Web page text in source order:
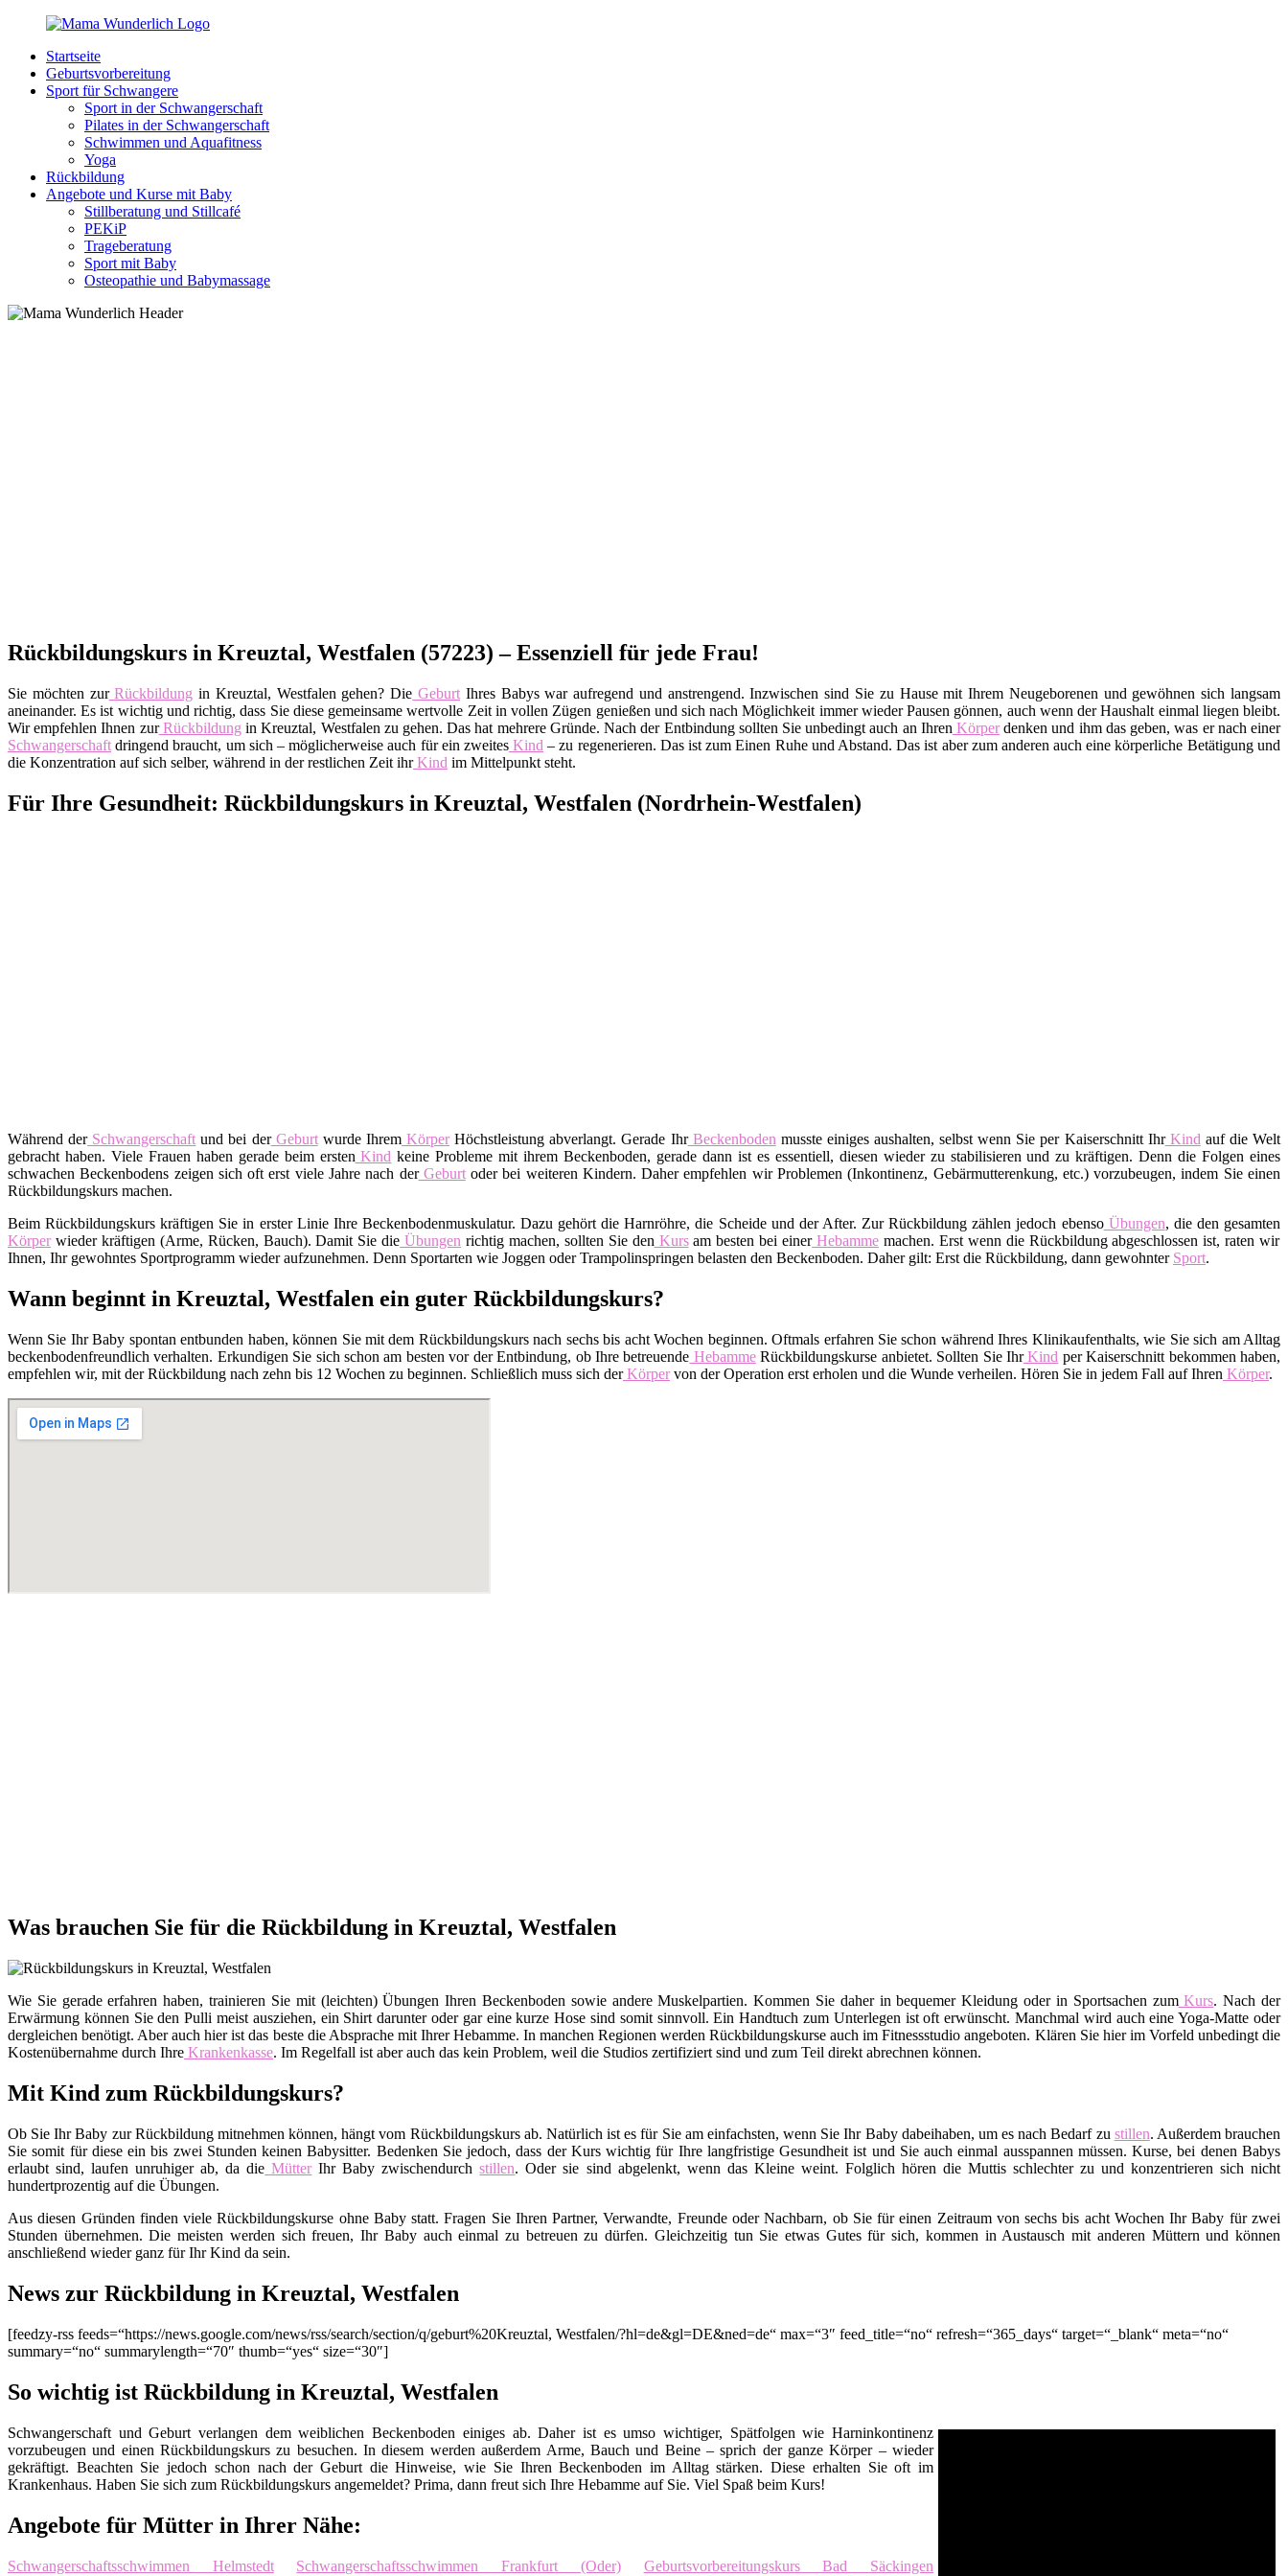
Zurück
Inhalt
MamaWunderlich.de
Mutti
sein
wunderbar!
Startseite
Geburtsvorbereitung
Sport für Schwangere
Sport in der Schwangerschaft
Pilates in der Schwangerschaft
Schwimmen und Aquafitness
Yoga
Rückbildung
Angebote und Kurse mit Baby
Stillberatung und Stillcafé
PEKiP
Trageberatung
Sport mit Baby
Osteopathie und Babymassage
Rückbildungskurs in Kreuztal, Westfalen (57223) – Essenziell für jede Frau!
Sie möchten zurRückbildung in Kreuztal, Westfalen gehen? Die Geburt Ihres Babys war aufregend und anstrengend. Inzwischen sind Sie zu Hause mit Ihrem Neugeborenen und gewöhnen sich langsam
aneinander. Es ist wichtig und richtig, dass Sie diese gemeinsame wertvolle Zeit in vollen Zügen genießen und sich nach Möglichkeit immer wieder Pausen gönnen, auch wenn der Haushalt einmal liegen bleibt.
Wir empfehlen Ihnen zurRückbildung in Kreuztal, Westfalen zu gehen. Das hat mehrere Gründe. Nach der Entbindung sollten Sie unbedingt auch an Ihren Körperdenken und ihm das geben, was er nach einer
Schwangerschaft dringend braucht, um sich – möglicherweise auch für ein zweitesKind – zu regenerieren. Das ist zum Einen Ruhe und Abstand. Das ist aber zum anderen auch eine körperliche Betätigung und
die Konzentration auf sich selber, während in der restlichen Zeit ihrKind im Mittelpunkt steht.
Für Ihre Gesundheit: Rückbildungskurs in Kreuztal, Westfalen (Nordrhein-Westfalen)
Während derSchwangerschaft und bei derGeburtwurde IhremKörperHöchstleistung abverlangt. Gerade IhrBeckenboden musste einiges aushalten, selbst wenn Sie per Kaiserschnitt IhrKind auf die Welt
gebracht haben. Viele Frauen haben gerade beim ersten Kind keine Probleme mit ihrem Beckenboden, gerade dann ist es essentiell, diesen wieder zu stabilisieren und zu kräftigen. Denn die Folgen eines
schwachen Beckenbodens zeigen sich oft erst viele Jahre nach derGeburtoder bei weiteren Kindern. Daher empfehlen wir Problemen (Inkontinenz, Gebärmutterenkung, etc.) vorzubeugen, indem Sie einen
Rückbildungskurs machen.
Beim Rückbildungskurs kräftigen Sie in erster Linie Ihre Beckenbodenmuskulatur. Dazu gehört die Harnröhre, die Scheide und der After. Zur Rückbildung zählen jedoch ebensoÜbungen, die den gesamten
Körperwieder kräftigen (Arme, Rücken, Bauch). Damit Sie die Übungen richtig machen, sollten Sie den Kursam besten bei einerHebamme machen. Erst wenn die Rückbildung abgeschlossen ist, raten wir
Ihnen, Ihr gewohntes Sportprogramm wieder aufzunehmen. Denn Sportarten wie Joggen oder Trampolinspringen belasten den Beckenboden. Daher gilt: Erst die Rückbildung, dann gewohnter Sport.
Wann beginnt in Kreuztal, Westfalen ein guter Rückbildungskurs?
Wenn Sie Ihr Baby spontan entbunden haben, können Sie mit dem Rückbildungskurs nach sechs bis acht Wochen beginnen. Oftmals erfahren Sie schon während Ihres Klinikaufenthalts, wie Sie sich am Alltag
beckenbodenfreundlich verhalten. Erkundigen Sie sich schon am besten vor der Entbindung, ob Ihre betreuende HebammeRückbildungskurse anbietet. Sollten Sie IhrKind per Kaiserschnitt bekommen haben,
empfehlen wir, mit der Rückbildung nach zehn bis 12 Wochen zu beginnen. Schließlich muss sich derKörpervon der Operation erst erholen und die Wunde verheilen. Hören Sie in jedem Fall auf Ihren Körper.
Was brauchen Sie für die Rückbildung in Kreuztal, Westfalen
Wie Sie gerade erfahren haben, trainieren Sie mit (leichten) Übungen Ihren Beckenboden sowie andere Muskelpartien. Kommen Sie daher in bequemer Kleidung oder in Sportsachen zumKurs. Nach der
Erwärmung können Sie den Pulli meist ausziehen, ein Shirt darunter oder gar eine kurze Hose sind somit sinnvoll. Ein Handtuch zum Unterlegen ist oft erwünscht. Manchmal wird auch eine Yoga-Matte oder
dergleichen benötigt. Aber auch hier ist das beste die Absprache mit Ihrer Hebamme. In manchen Regionen werden Rückbildungskurse auch im Fitnessstudio angeboten. Klären Sie hier im Vorfeld unbedingt die
Kostenübernahme durch Ihre Krankenkasse. Im Regelfall ist aber auch das kein Problem, weil die Studios zertifiziert sind und zum Teil direkt abrechnen können.
Mit Kind zum Rückbildungskurs?
Ob Sie Ihr Baby zur Rückbildung mitnehmen können, hängt vom Rückbildungskurs ab. Natürlich ist es für Sie am einfachsten, wenn Sie Ihr Baby dabeihaben, um es nach Bedarf zu stillen. Außerdem brauchen
Sie somit für diese ein bis zwei Stunden keinen Babysitter. Bedenken Sie jedoch, dass der Kurs wichtig für Ihre langfristige Gesundheit ist und Sie auch einmal ausspannen müssen. Kurse, bei denen Babys
erlaubt sind, laufen unruhiger ab, da die MütterIhr Baby zwischendurchstillen. Oder sie sind abgelenkt, wenn das Kleine weint. Folglich hören die Muttis schlechter zu und konzentrieren sich nicht
hundertprozentig auf die Übungen.
Aus diesen Gründen finden viele Rückbildungskurse ohne Baby statt. Fragen Sie Ihren Partner, Verwandte, Freunde oder Nachbarn, ob Sie für einen Zeitraum von sechs bis acht Wochen Ihr Baby für zwei
Stunden übernehmen. Die meisten werden sich freuen, Ihr Baby auch einmal zu betreuen zu dürfen. Gleichzeitig tun Sie etwas Gutes für sich, kommen in Austausch mit anderen Müttern und können
anschließend wieder ganz für Ihr Kind da sein.
News zur Rückbildung in Kreuztal, Westfalen
[feedzy-rss feeds=“https://news.google.com/news/rss/search/section/q/geburt%20Kreuztal, Westfalen/?hl=de&gl=DE&ned=de“ max=“3″ feed_title=“no“ refresh=“365_days“ target=“_blank“ meta=“no“
summary=“no“ summarylength=“70″ thumb=“yes“ size=“30″]
So wichtig ist Rückbildung in Kreuztal, Westfalen
Schwangerschaft und Geburt verlangen dem weiblichen Beckenboden einiges ab. Daher ist es umso wichtiger, Spätfolgen wie Harninkontinenz
vorzubeugen und einen Rückbildungskurs zu besuchen. In diesem werden außerdem Arme, Bauch und Beine – sprich der ganze Körper – wieder
gekräftigt. Beachten Sie jedoch schon nach der Geburt die Hinweise, wie Sie Ihren Beckenboden im Alltag stärken. Diese erhalten Sie oft im
Krankenhaus. Haben Sie sich zum Rückbildungskurs angemeldet? Prima, dann freut sich Ihre Hebamme auf Sie. Viel Spaß beim Kurs!
Angebote für Mütter in Ihrer Nähe:
Schwangerschaftsschwimmen Helmstedt Schwangerschaftsschwimmen Frankfurt (Oder)
Geburtsvorbereitungskurs Bad Säckingen